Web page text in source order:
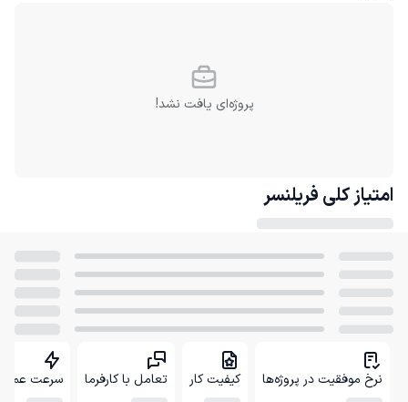
پروژه‌ای یافت نشد!
امتیاز کلی فریلنسر
نرخ موفقیت در پروژه‌ها کیفیت کار تعامل با کارفرما سرعت عمل